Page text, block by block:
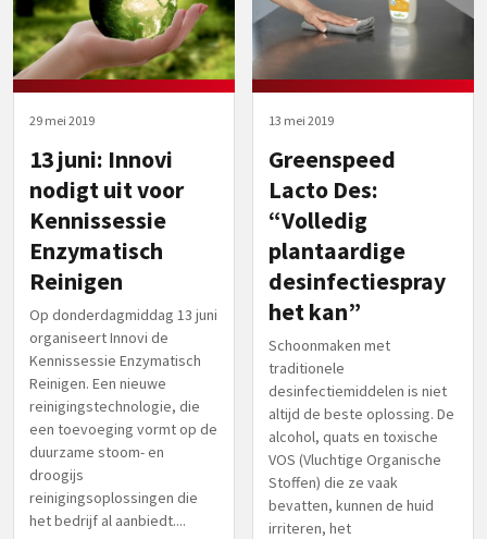
29 mei 2019
13 juni: Innovi
nodigt uit voor
Kennissessie
Enzymatisch
Reinigen
Op donderdagmiddag 13 juni
organiseert Innovi de
Kennissessie Enzymatisch
Reinigen. Een nieuwe
reinigingstechnologie, die
een toevoeging vormt op de
duurzame stoom- en
droogijs
reinigingsoplossingen die
het bedrijf al aanbiedt....
13 mei 2019
Greenspeed
Lacto Des:
“Volledig
plantaardige
desinfectiespray
het kan”
Schoonmaken met
traditionele
desinfectiemiddelen is niet
altijd de beste oplossing. De
alcohol, quats en toxische
VOS (Vluchtige Organische
Stoffen) die ze vaak
bevatten, kunnen de huid
irriteren, het